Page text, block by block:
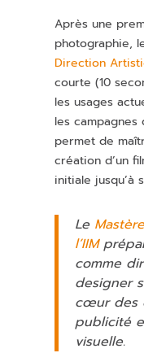
Après une
photographie,
Direction
courte (10
les usages
les campagnes
permet de
création d’un
initiale jusqu’à
Le
l’IIM
comme
designer
cœur des
publicité
visuelle.